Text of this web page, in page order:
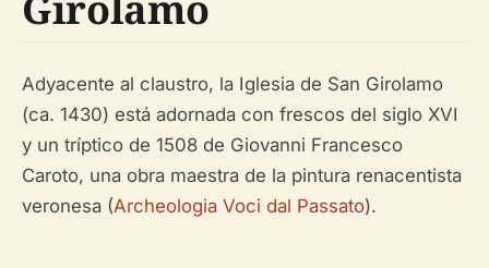
Adyacente al claustro, la Iglesia de San Girolamo
(ca. 1430) está adornada con frescos del siglo XVI
y un tríptico de 1508 de Giovanni Francesco
Caroto, una obra maestra de la pintura renacentista
veronesa (Archeologia Voci dal Passato).